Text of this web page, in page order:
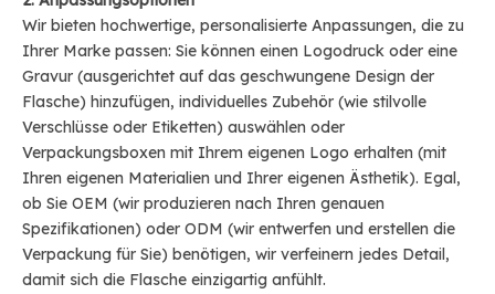
Wir bieten hochwertige, personalisierte Anpassungen, die zu
Ihrer Marke passen: Sie können einen Logodruck oder eine
Gravur (ausgerichtet auf das geschwungene Design der
Flasche) hinzufügen, individuelles Zubehör (wie stilvolle
Verschlüsse oder Etiketten) auswählen oder
Verpackungsboxen mit Ihrem eigenen Logo erhalten (mit
Ihren eigenen Materialien und Ihrer eigenen Ästhetik). Egal,
ob Sie OEM (wir produzieren nach Ihren genauen
Spezifikationen) oder ODM (wir entwerfen und erstellen die
Verpackung für Sie) benötigen, wir verfeinern jedes Detail,
damit sich die Flasche einzigartig anfühlt.